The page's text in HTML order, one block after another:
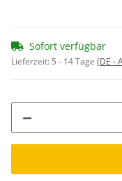
Sofort verfügbar
Lieferzeit: 5 - 14 Tage (DE -